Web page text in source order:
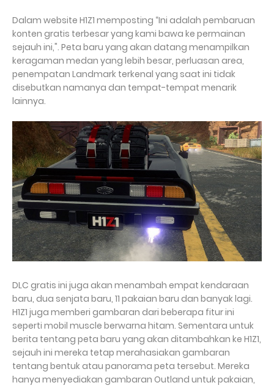
Dalam website H1Z1 memposting “Ini adalah pembaruan
konten gratis terbesar yang kami bawa ke permainan
sejauh ini,". Peta baru yang akan datang menampilkan
keragaman medan yang lebih besar, perluasan area,
penempatan Landmark terkenal yang saat ini tidak
disebutkan namanya dan tempat-tempat menarik
lainnya.
DLC gratis ini juga akan menambah empat kendaraan
baru, dua senjata baru, 11 pakaian baru dan banyak lagi.
H1Z1 juga memberi gambaran dari beberapa fitur ini
seperti mobil muscle berwarna hitam. Sementara untuk
berita tentang peta baru yang akan ditambahkan ke H1Z1,
sejauh ini mereka tetap merahasiakan gambaran
tentang bentuk atau panorama peta tersebut. Mereka
hanya menyediakan gambaran Outland untuk pakaian,